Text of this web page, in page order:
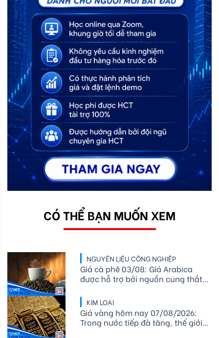
CÓ THỂ BẠN MUỐN XEM
NGUYÊN LIỆU CÔNG NGHIỆP
Giá cà phê 03/08: Giá Arabica
được hỗ trợ bởi nguồn cung thắt
KIM LOẠI
Giá vàng hôm nay 07/08/2026:
Trong nước tiếp đà tăng, thế giới